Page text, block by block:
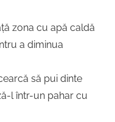
zona cu apă caldă
a diminua
să pui dinte
l într-un pahar cu